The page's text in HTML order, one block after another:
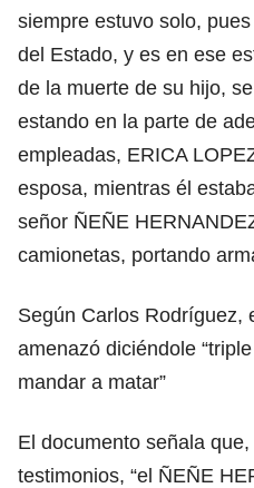
siempre estuvo solo,
del Estado, y es en ese
de la muerte de su hijo,
estando en la parte de
empleadas, ERICA
esposa, mientras él
señor ÑEÑE
camionetas, portando
Según Carlos Rodríguez,
amenazó diciéndole
mandar a matar”
El documento señala
testimonios, “el ÑEÑE